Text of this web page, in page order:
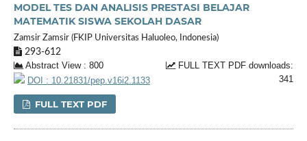
MODEL TES DAN ANALISIS PRESTASI BELAJAR
MATEMATIK SISWA SEKOLAH DASAR
Zamsir Zamsir (FKIP Universitas Haluoleo, Indonesia)
293-612
Abstract View : 800
FULL TEXT PDF downloads:
341
DOI : 10.21831/pep.v16i2.1133
FULL TEXT PDF